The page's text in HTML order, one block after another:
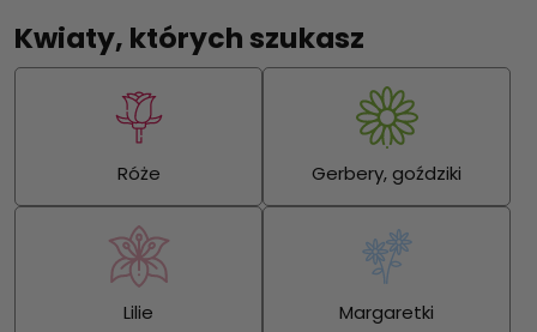
Kwiaty, których szukasz
Róże Gerbery, goździki
Lilie Margaretki